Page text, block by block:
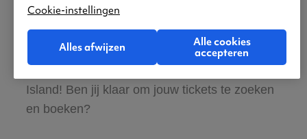
Jouw zoektocht naar vliegtickets moet
makkelijk én leuk zijn. Daarom helpen wij jou
Island! Ben jij klaar om jouw tickets te zoeken
en boeken?
Cookie-instellingen
Alles afwijzen
Alle cookies
accepteren